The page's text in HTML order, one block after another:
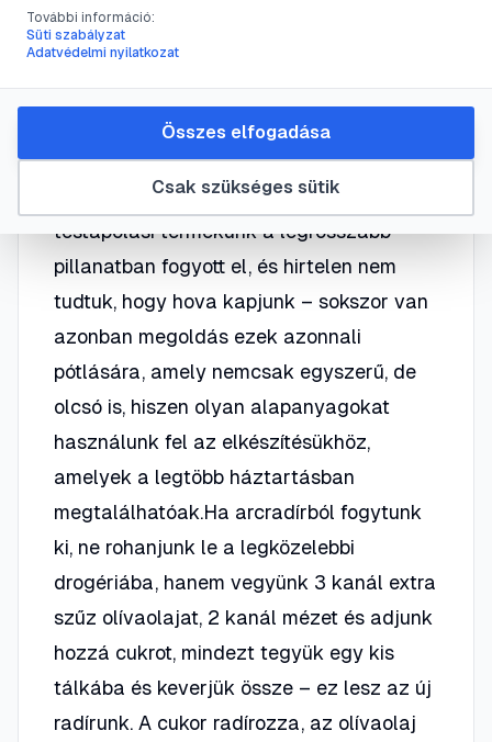
#arcápolás
Bizonyára mindannyiunkkal előfordult
már, hogy valamelyik arc- vagy
testápolási termékünk a legrosszabb
pillanatban fogyott el, és hirtelen nem
tudtuk, hogy hova kapjunk – sokszor van
azonban megoldás ezek azonnali
pótlására, amely nemcsak egyszerű, de
olcsó is, hiszen olyan alapanyagokat
használunk fel az elkészítésükhöz,
amelyek a legtöbb háztartásban
megtalálhatóak.Ha arcradírból fogytunk
ki, ne rohanjunk le a legközelebbi
drogériába, hanem vegyünk 3 kanál extra
szűz olívaolajat, 2 kanál mézet és adjunk
hozzá cukrot, mindezt tegyük egy kis
tálkába és keverjük össze – ez lesz az új
radírunk. A cukor radírozza, az olívaolaj
További információ:
Süti szabályzat
Adatvédelmi nyilatkozat
Csak szükséges sütik
Összes elfogadása